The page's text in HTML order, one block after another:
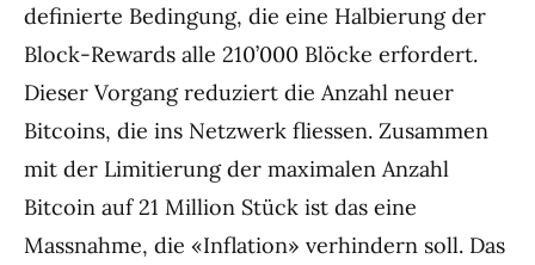
definierte Bedingung, die eine Halbierung der
Block-Rewards alle 210’000 Blöcke erfordert.
Dieser Vorgang reduziert die Anzahl neuer
Bitcoins, die ins Netzwerk fliessen. Zusammen
mit der Limitierung der maximalen Anzahl
Bitcoin auf 21 Million Stück ist das eine
Massnahme, die «Inflation» verhindern soll. Das